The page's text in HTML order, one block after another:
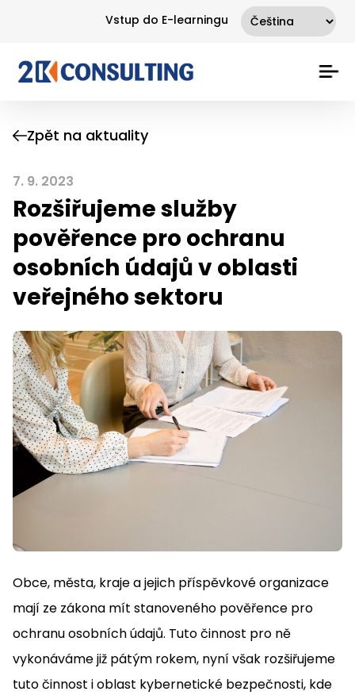
Vstup do E-learningu
Zpět na aktuality
7. 9. 2023
Rozšiřujeme služby
pověřence pro ochranu
osobních údajů v oblasti
veřejného sektoru
Obce, města, kraje a jejich příspěvkové organizace
mají ze zákona mít stanoveného pověřence pro
ochranu osobních údajů. Tuto činnost pro ně
vykonáváme již pátým rokem, nyní však rozšiřujeme
tuto činnost i oblast kybernetické bezpečnosti, kde